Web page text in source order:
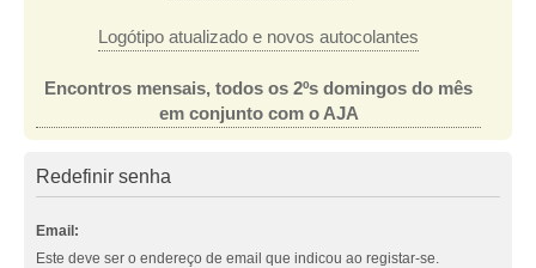
Logótipo atualizado e novos autocolantes
Encontros mensais, todos os 2ºs domingos do mês
em conjunto com o AJA
Redefinir senha
Email:
Este deve ser o endereço de email que indicou ao registar-se.